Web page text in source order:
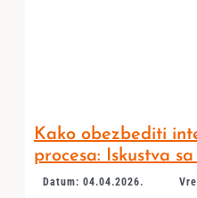
Kako obezbediti
procesa: Iskustva
Datum: 04.04.2026.